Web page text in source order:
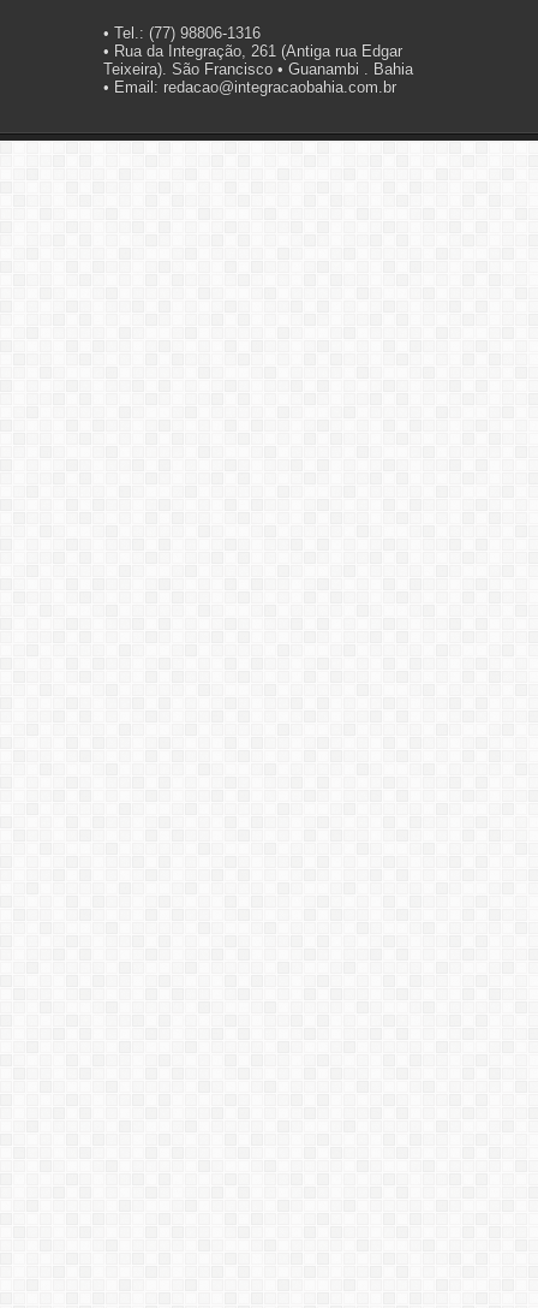
• Tel.: (77) 98806-1316
• Rua da Integração, 261 (Antiga rua Edgar
Teixeira). São Francisco • Guanambi . Bahia
• Email: redacao@integracaobahia.com.br